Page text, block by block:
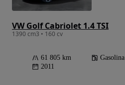
VW Golf Cabriolet 1.4 TSI
1390 cm3 • 160 cv
61 805 km Gasolina
2011